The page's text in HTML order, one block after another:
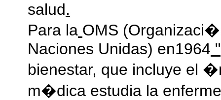
salud.
Para la OMS
Naciones Unidas) en1964 "
bienestar, que incluye el
m�dica estudia la